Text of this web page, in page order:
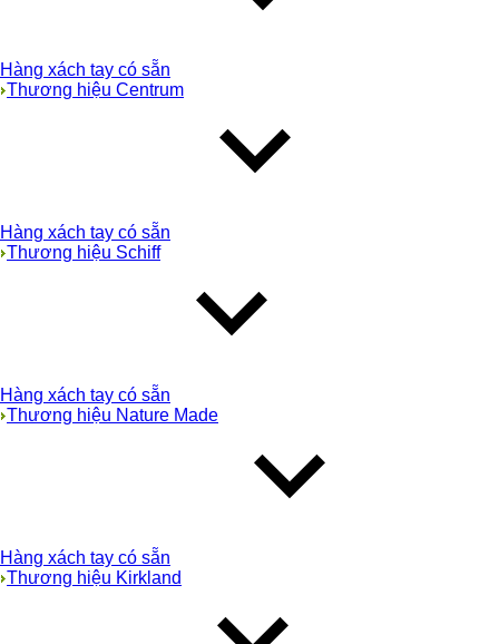
Hàng xách tay có sẵn
Thương hiệu Centrum
Hàng xách tay có sẵn
Thương hiệu Schiff
Hàng xách tay có sẵn
Thương hiệu Nature Made
Hàng xách tay có sẵn
Thương hiệu Kirkland